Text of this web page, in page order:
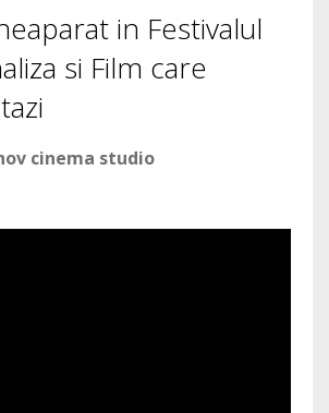
in Festivalul
si Film care
cinema studio